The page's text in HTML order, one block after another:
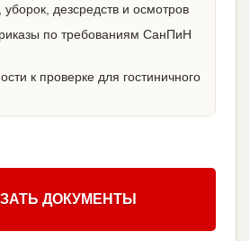
дезсредств и осмотров
по требованиям СанПиН
к проверке для гостиничного
ДОКУМЕНТЫ